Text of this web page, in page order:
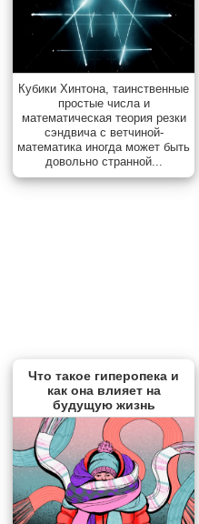
Кубики Хинтона, таинственные
простые числа и
математическая теория резки
сэндвича с ветчиной-
математика иногда может быть
довольно странной...
Что такое гиперопека и
как она влияет на
будущую жизнь